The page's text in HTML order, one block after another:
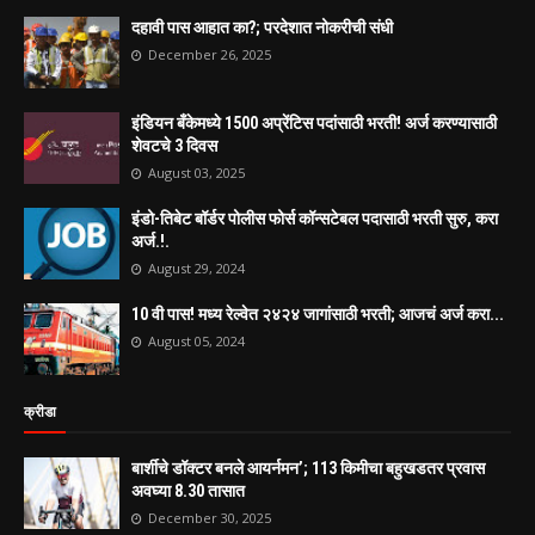
दहावी पास आहात का?; परदेशात नोकरीची संधी
December 26, 2025
इंडियन बँकेमध्ये 1500 अप्रेंटिस पदांसाठी भरती! अर्ज करण्यासाठी
शेवटचे 3 दिवस
August 03, 2025
इंडो-तिबेट बॉर्डर पोलीस फोर्स कॉन्सटेबल पदासाठी भरती सुरु, करा
अर्ज.!.
August 29, 2024
10 वी पास! मध्य रेल्वेत २४२४ जागांसाठी भरती; आजचं अर्ज करा...
August 05, 2024
क्रीडा
बार्शीचे डॉक्टर बनले आयर्नमन’; 113 किमीचा बहुखडतर प्रवास
अवघ्या 8.30 तासात
December 30, 2025